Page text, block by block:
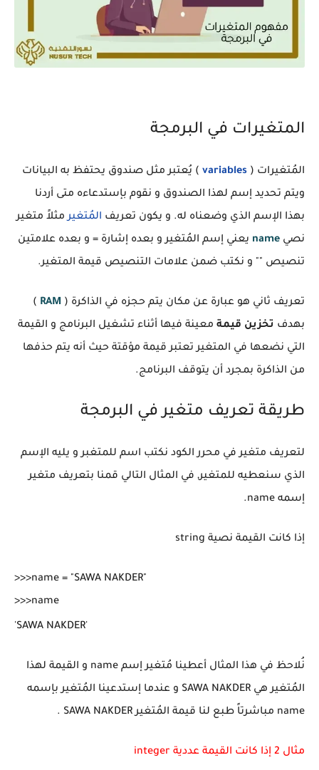
المتغيرات في البرمجة
المُتغيرات ( variables ) يُعتبر مثل صندوق يحتفظ به البيانات
ويتم تحديد إسم لهذا الصندوق و نقوم بإستدعاءه متى أردنا
بهذا الإسم الذي وضعناه له. و يكون تعريف المُتغيرمثلاً متغير
نصي name يعني إسم المُتغير و بعده إشارة = و بعده علامتين
تنصيص "" و نكتب ضمن علامات التنصيص قيمة المتغير.
تعريف ثاني هو عبارة عن مكان يتم حجزه في الذاكرة ( RAM
)
بهدف تخزين قيمة معينة فيها أثناء تشغيل البرنامج و القيمة
التي نضعها في المتغير تعتبر قيمة مؤقتة حيث أنه يتم حذفها
من الذاكرة بمجرد أن يتوقف البرنامج.
طريقة تعريف متغير في البرمجة
لتعريف متغير في محرر الكود نكتب اسم للمتغبر و يليه الإسم
الذي سنعطيه للمتغير, في المثال التالي قمنا بتعريف متغير
إسمه name.
إذا كانت القيمة نصية string
>>>name = "SAWA NAKDER"
>>>name
'SAWA NAKDER'
نُلاحظ في هذا المثال أعطينا مُتغير إسم name و القيمة لهذا
المُتغير هي SAWA NAKDER و عندما إستدعينا المُتغير بإسمه
name مباشرتاً طبع لنا قيمة المُتغير SAWA NAKDER .
مثال 2 إذا كانت القيمة عددية integer